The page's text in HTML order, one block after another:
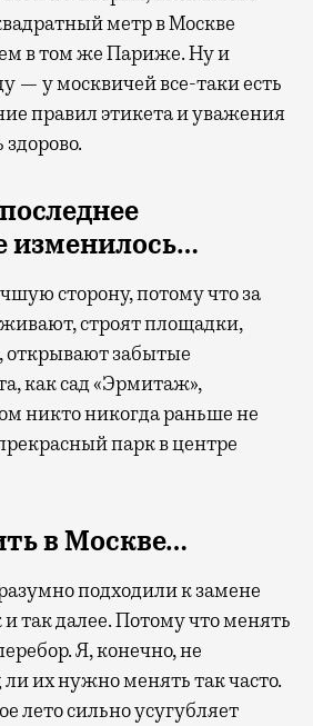
метр в Москве
в том же Париже. Ну и
— у москвичей все-таки есть
правил этикета и уважения
здорово.
изменилось…
сторону, потому что за
строят площадки,
забытые
как сад «Эрмитаж»,
никто никогда раньше не
парк в центре
в Москве…
подходили к замене
так далее. Потому что менять
Я, конечно, не
ли их нужно менять так часто.
лето сильно усугубляет